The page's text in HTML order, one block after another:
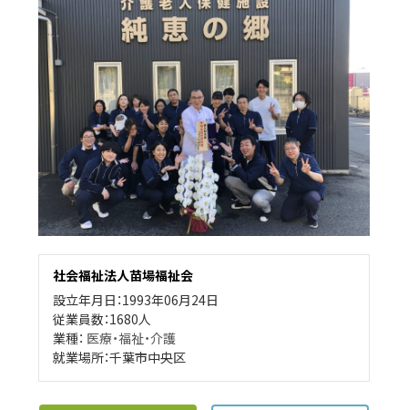
社会福祉法人苗場福祉会
設立年月日：1993年06月24日
従業員数：1680人
業種： 医療・福祉・介護
就業場所：千葉市中央区